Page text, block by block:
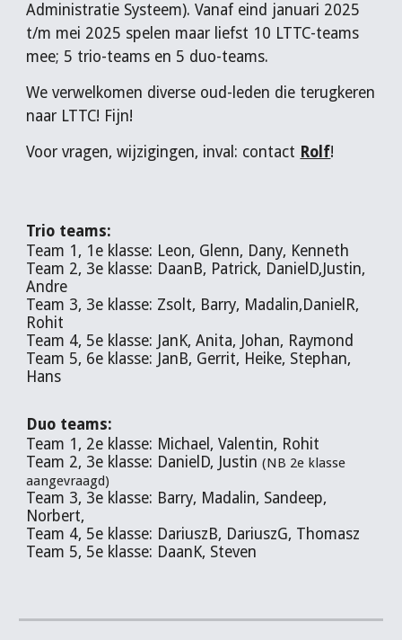
Administratie Systeem). Vanaf eind januari 2025
t/m mei 2025 spelen maar liefst 10 LTTC-teams
mee; 5 trio-teams en 5 duo-teams.
We verwelkomen diverse oud-leden die terugkeren
naar LTTC! Fijn!
Voor vragen, wijzigingen, inval: contact Rolf!
Trio teams:
Team 1, 1e klasse: Leon, Glenn, Dany, Kenneth
Team 2, 3e klasse: DaanB, Patrick, DanielD,Justin,
Andre
Team 3, 3e klasse: Zsolt, Barry, Madalin,DanielR,
Rohit
Team 4, 5e klasse: JanK, Anita, Johan, Raymond
Team 5, 6e klasse: JanB, Gerrit, Heike, Stephan,
Hans
Duo teams:
Team 1, 2e klasse: Michael, Valentin, Rohit
Team 2, 3e klasse: DanielD, Justin(NB 2e klasse
aangevraagd)
Team 3, 3e klasse: Barry, Madalin, Sandeep,
Norbert,
Team 4, 5e klasse: DariuszB, DariuszG, Thomasz
Team 5, 5e klasse: DaanK, Steven